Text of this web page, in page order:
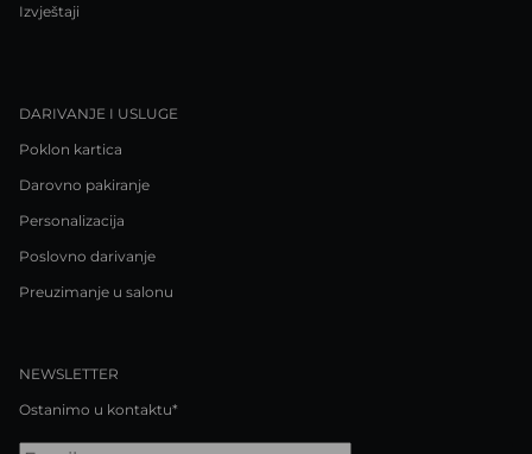
Izvještaji
DARIVANJE I USLUGE
Poklon kartica
Darovno pakiranje
Personalizacija
Poslovno darivanje
Preuzimanje u salonu
NEWSLETTER
Ostanimo u kontaktu*